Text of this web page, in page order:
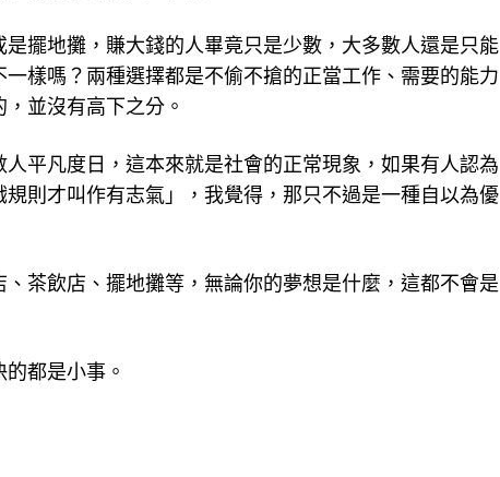
擺地攤，賺大錢的人畢竟只是少數，大多數人還是只能
樣嗎？兩種選擇都是不偷不搶的正當工作、需要的能力
並沒有高下之分。
平凡度日，這本來就是社會的正常現象，如果有人認為
則才叫作有志氣」，我覺得，那只不過是一種自以為優
茶飲店、擺地攤等，無論你的夢想是什麼，這都不會是
都是小事。